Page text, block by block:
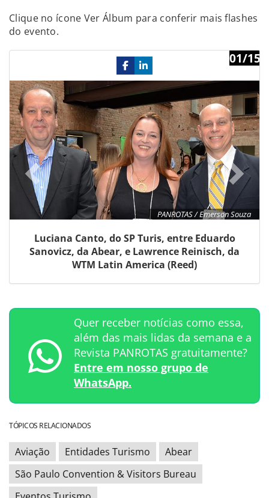
Clique no ícone Ver Álbum para conferir mais flashes
do evento.
PANROTAS / Emerson Souza
01/15
Luciana Canto, do SP Turis, entre Eduardo
Sanovicz, da Abear, e Lawrence Reinisch, da
WTM Latin America (Reed)
Previous
Quer receber notícias como essa,
além das mais lidas da semana e a
Revista PANROTAS gratuitamente?
Entre em nosso grupo de
WhatsApp.
TÓPICOS RELACIONADOS
Aviação Entidades Turismo
Abear
São Paulo Convention & Visitors Bureau